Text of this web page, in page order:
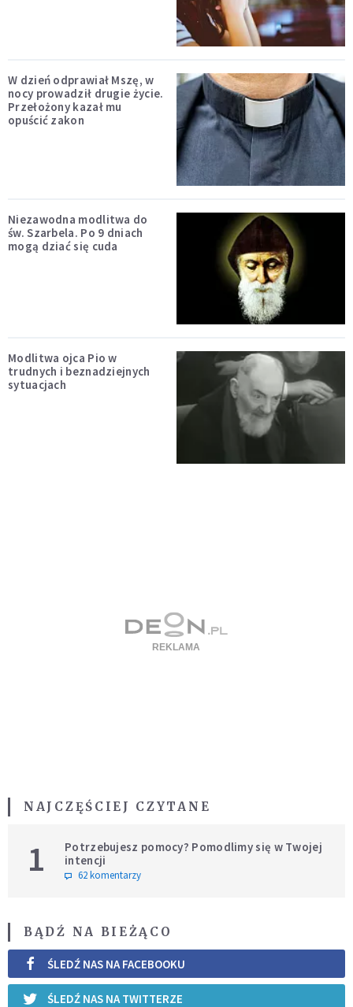
W dzień odprawiał Mszę, w
nocy prowadził drugie życie.
Przełożony kazał mu
opuścić zakon
Niezawodna modlitwa do
św. Szarbela. Po 9 dniach
mogą dziać się cuda
Modlitwa ojca Pio w
trudnych i beznadziejnych
sytuacjach
NAJCZĘŚCIEJ CZYTANE
1
Potrzebujesz pomocy? Pomodlimy się w Twojej
intencji
62 komentarzy
BĄDŹ NA BIEŻĄCO
ŚLEDŹ NAS NA FACEBOOKU
ŚLEDŹ NAS NA TWITTERZE